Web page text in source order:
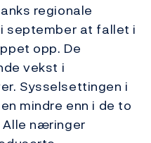
regionale
september at fallet i
opp. De
vekst i
Sysselsettingen i
mindre enn i de to
næringer